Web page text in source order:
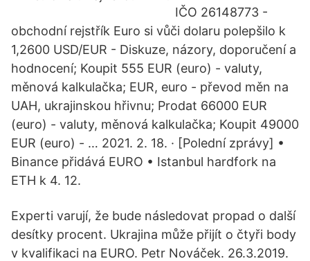
IČO 26148773 -
obchodní rejstřík Euro si vůči dolaru polepšilo k
1,2600 USD/EUR - Diskuze, názory, doporučení a
hodnocení; Koupit 555 EUR (euro) - valuty,
měnová kalkulačka; EUR, euro - převod měn na
UAH, ukrajinskou hřivnu; Prodat 66000 EUR
(euro) - valuty, měnová kalkulačka; Koupit 49000
EUR (euro) - … 2021. 2. 18. · [Polední zprávy] •
Binance přidává EURO • Istanbul hardfork na
ETH k 4. 12.
Experti varují, že bude následovat propad o další
desítky procent. Ukrajina může přijít o čtyři body
v kvalifikaci na EURO. Petr Nováček. 26.3.2019.